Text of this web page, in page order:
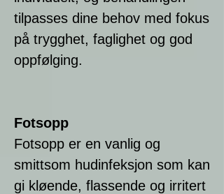
tilpasses dine behov med fokus
på trygghet, faglighet og god
oppfølging.
Fotsopp
Fotsopp er en vanlig og
smittsom hudinfeksjon som kan
gi kløende, flassende og irritert